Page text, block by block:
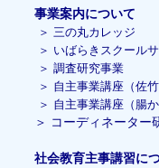
事業案内について
＞ 三の丸カレッジ
＞ いばらきスクール
＞ 調査研究事業
＞ 自主事業講座（佐
＞ 自主事業講座（腸
＞ コーディネーター
社会教育主事講習に